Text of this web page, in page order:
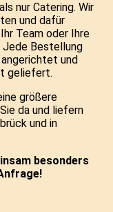
nur Catering. Wir
und dafür
Team oder Ihre
Jede Bestellung
und
geliefert.
größere
da und liefern
und in
besonders